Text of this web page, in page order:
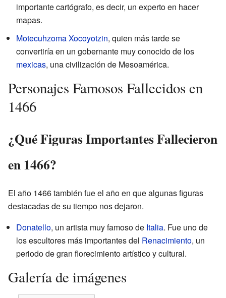
importante cartógrafo, es decir, un experto en hacer
mapas.
Motecuhzoma Xocoyotzin, quien más tarde se
convertiría en un gobernante muy conocido de los
mexicas, una civilización de Mesoamérica.
Personajes Famosos Fallecidos en
1466
¿Qué Figuras Importantes Fallecieron
en 1466?
El año 1466 también fue el año en que algunas figuras
destacadas de su tiempo nos dejaron.
Donatello, un artista muy famoso de Italia. Fue uno de
los escultores más importantes del Renacimiento, un
periodo de gran florecimiento artístico y cultural.
Galería de imágenes